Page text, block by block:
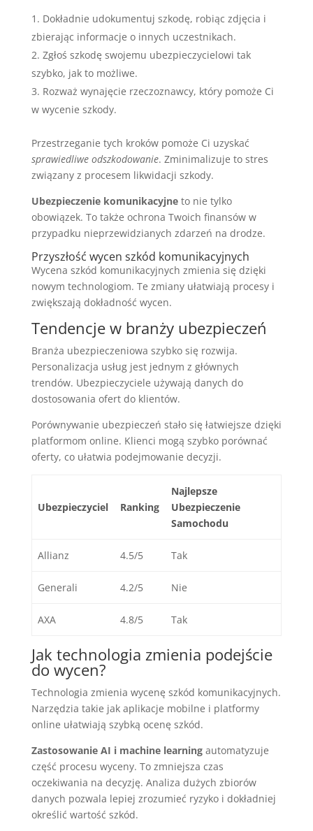
Dokładnie udokumentuj szkodę, robiąc zdjęcia i
zbierając informacje o innych uczestnikach.
Zgłoś szkodę swojemu ubezpieczycielowi tak
szybko, jak to możliwe.
Rozważ wynajęcie rzeczoznawcy, który pomoże Ci
w wycenie szkody.
Przestrzeganie tych kroków pomoże Ci uzyskać
sprawiedliwe odszkodowanie. Zminimalizuje to stres
związany z procesem likwidacji szkody.
Ubezpieczenie komunikacyjneto nie tylko
obowiązek. To także ochrona Twoich finansów w
przypadku nieprzewidzianych zdarzeń na drodze.
Przyszłość wycen szkód komunikacyjnych
Wycena szkód komunikacyjnych zmienia się dzięki
nowym technologiom. Te zmiany ułatwiają procesy i
zwiększają dokładność wycen.
Tendencje w branży ubezpieczeń
Branża ubezpieczeniowa szybko się rozwija.
Personalizacja usług jest jednym z głównych
trendów. Ubezpieczyciele używają danych do
dostosowania ofert do klientów.
Porównywanie ubezpieczeń stało się łatwiejsze dzięki
platformom online. Klienci mogą szybko porównać
oferty, co ułatwia podejmowanie decyzji.
Ubezpieczyciel Ranking
Najlepsze
Ubezpieczenie
Samochodu
Allianz 4.5/5 Tak
Generali 4.2/5 Nie
AXA 4.8/5 Tak
Jak technologia zmienia podejście
do wycen?
Technologia zmienia wycenę szkód komunikacyjnych.
Narzędzia takie jak aplikacje mobilne i platformy
online ułatwiają szybką ocenę szkód.
Zastosowanie AI i machine learningautomatyzuje
część procesu wyceny. To zmniejsza czas
oczekiwania na decyzję. Analiza dużych zbiorów
danych pozwala lepiej zrozumieć ryzyko i dokładniej
określić wartość szkód.